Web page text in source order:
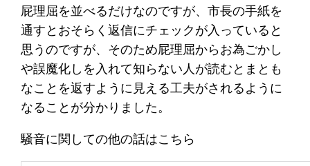
屁理屈を並べるだけなのですが、市長の手紙を
通すとおそらく返信にチェックが入っていると
思うのですが、そのため屁理屈からお為ごかし
や誤魔化しを入れて知らない人が読むとまとも
なことを返すように見える工夫がされるように
なることが分かりました。
騒音に関しての他の話はこちら